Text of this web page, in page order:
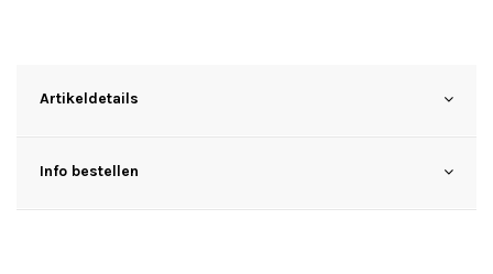
Artikeldetails
Info bestellen